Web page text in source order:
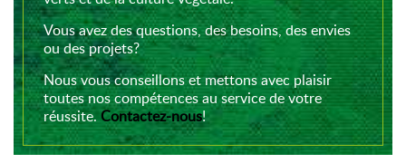
Vous avez des questions, des besoins, des envies
ou des projets?
Nous vous conseillons et mettons avec plaisir
toutes nos compétences au service de votre
réussite.Contactez-nous!